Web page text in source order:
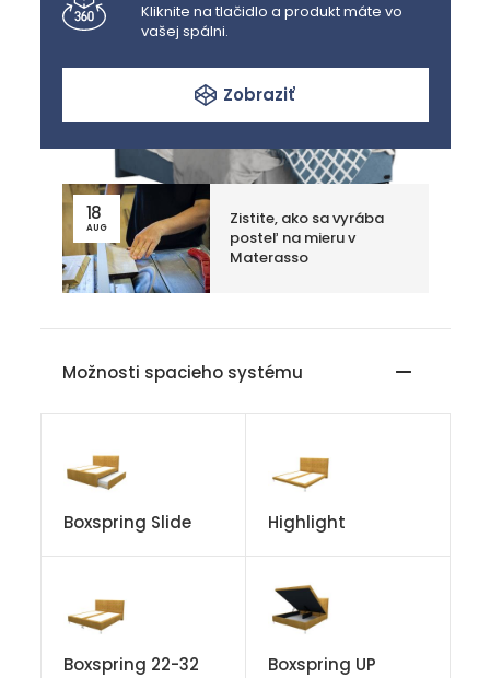
Kliknite na tlačidlo a produkt máte vo
vašej spálni.
Zobraziť
18
AUG
Zistite, ako sa vyrába
posteľ na mieru v
Materasso
Možnosti spacieho systému
Boxspring Slide Highlight
Boxspring 22-32
Boxspring UP